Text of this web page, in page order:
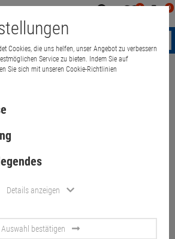
0 0
3010 i3-3240
500GB DVD-
Cookies, die uns helfen, unser Angebot zu verbessern
Service zu bieten. Indem Sie auf
Sie sich mit unseren Cookie-Richtlinien
Details anzeigen
Auswahl bestätigen